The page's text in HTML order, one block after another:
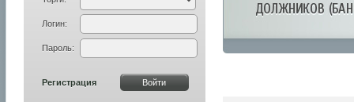
Логин:
Пароль:
Регистрация